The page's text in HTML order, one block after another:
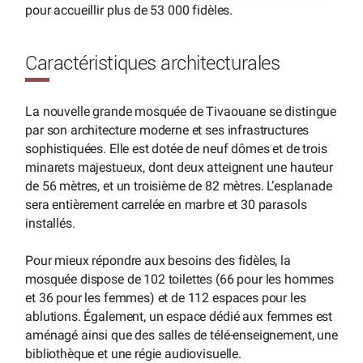
pour accueillir plus de 53 000 fidèles.
Caractéristiques architecturales
La nouvelle grande mosquée de Tivaouane se distingue
par son architecture moderne et ses infrastructures
sophistiquées. Elle est dotée de neuf dômes et de trois
minarets majestueux, dont deux atteignent une hauteur
de 56 mètres, et un troisième de 82 mètres. L’esplanade
sera entièrement carrelée en marbre et 30 parasols
installés.
Pour mieux répondre aux besoins des fidèles, la
mosquée dispose de 102 toilettes (66 pour les hommes
et 36 pour les femmes) et de 112 espaces pour les
ablutions. Également, un espace dédié aux femmes est
aménagé ainsi que des salles de télé-enseignement, une
bibliothèque et une régie audiovisuelle.